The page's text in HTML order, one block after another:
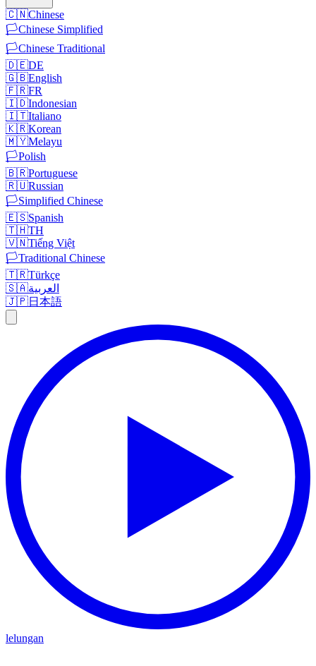
🇨🇳Chinese
🏳️Chinese Simplified
🏳️Chinese Traditional
🇩🇪DE
🇬🇧English
🇫🇷FR
🇮🇩Indonesian
🇮🇹Italiano
🇰🇷Korean
🇲🇾Melayu
🏳️Polish
🇧🇷Portuguese
🇷🇺Russian
🏳️Simplified Chinese
🇪🇸Spanish
🇹🇭TH
🇻🇳Tiếng Việt
🏳️Traditional Chinese
🇹🇷Türkçe
🇸🇦العربية
🇯🇵日本語
lelungan